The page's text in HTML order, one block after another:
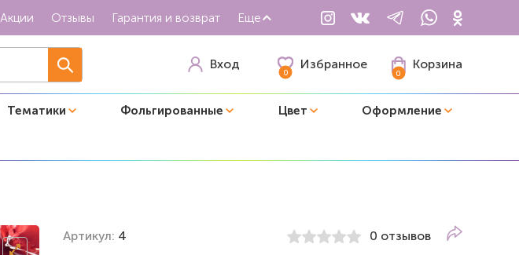
Акции Отзывы Гарантия и возврат Еще
Вход
0
Избранное
0
Корзина
Тематики Фольгированные Цвет Оформление
Артикул: 4 0 отзывов